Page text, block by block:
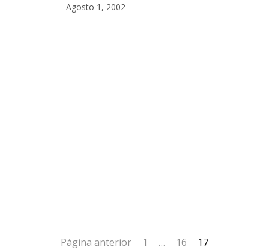
Agosto 1, 2002
Página anterior 1 … 16 17